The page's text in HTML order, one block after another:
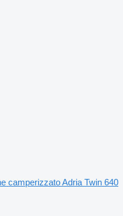
camperizzato Adria Twin 640